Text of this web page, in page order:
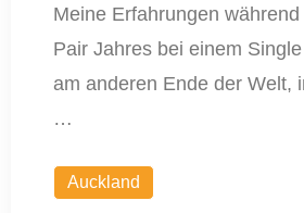
Meine Erfahrungen
Pair Jahres bei einem
am anderen Ende der Welt,
…
Auckland